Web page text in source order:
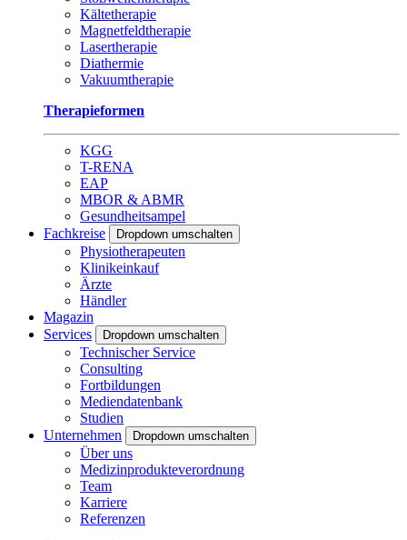
Kältetherapie
Magnetfeldtherapie
Lasertherapie
Diathermie
Vakuumtherapie
Therapieformen
KGG
T-RENA
EAP
MBOR & ABMR
Gesundheitsampel
Fachkreise
Dropdown umschalten
Physiotherapeuten
Klinikeinkauf
Ärzte
Händler
Magazin
Services
Dropdown umschalten
Technischer Service
Consulting
Fortbildungen
Mediendatenbank
Studien
Unternehmen
Dropdown umschalten
Über uns
Medizinprodukteverordnung
Team
Karriere
Referenzen